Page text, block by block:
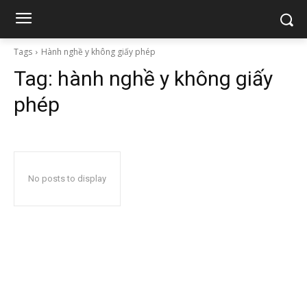
Tags Hành nghề y không giấy phép
Tag: hành nghề y không giấy
phép
No posts to display